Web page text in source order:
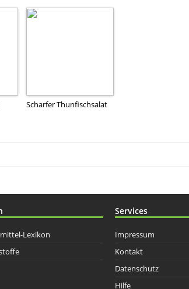
Scharfer Thunfischsalat
Lexikon
Services
Impressum
Kontakt
Datenschutz
Hilfe